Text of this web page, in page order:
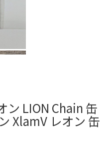
ン LION Chain 缶
XlamV レオン 缶